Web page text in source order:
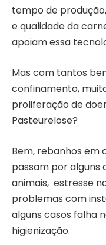
tempo de
e qualidade da
apoiam essa
Mas com tantos
confinamento,
proliferação de
Pasteurelose?
Bem, rebanhos em
passam por alguns
animais, estresse
problemas com
alguns casos falha
higienização.